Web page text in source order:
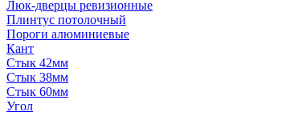
Люк-дверцы ревизионные
Плинтус потолочный
Пороги алюминиевые
Кант
Стык 42мм
Стык 38мм
Стык 60мм
Угол